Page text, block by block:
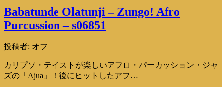
Babatunde Olatunji – Zungo! Afro
Purcussion – s06851
投稿者: オフ
カリプソ・テイストが楽しいアフロ・パーカッション・ジャ
ズの「Ajua」！後にヒットしたアフ…